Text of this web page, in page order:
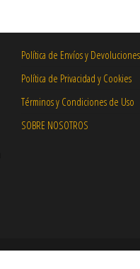
Política de Envíos y Devoluciones
Política de Privacidad y Cookies
Términos y Condiciones de Uso
SOBRE NOSOTROS